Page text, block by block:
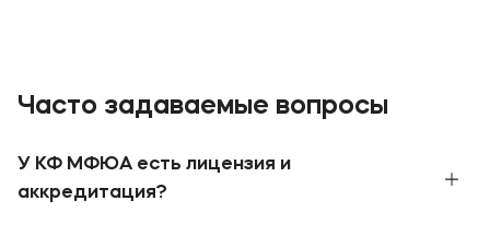
Часто задаваемые вопросы
У КФ МФЮА есть лицензия и
аккредитация?